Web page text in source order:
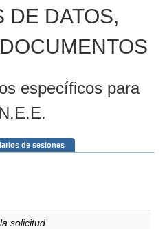
DE DATOS,
específicos para
de sesiones
solicitud